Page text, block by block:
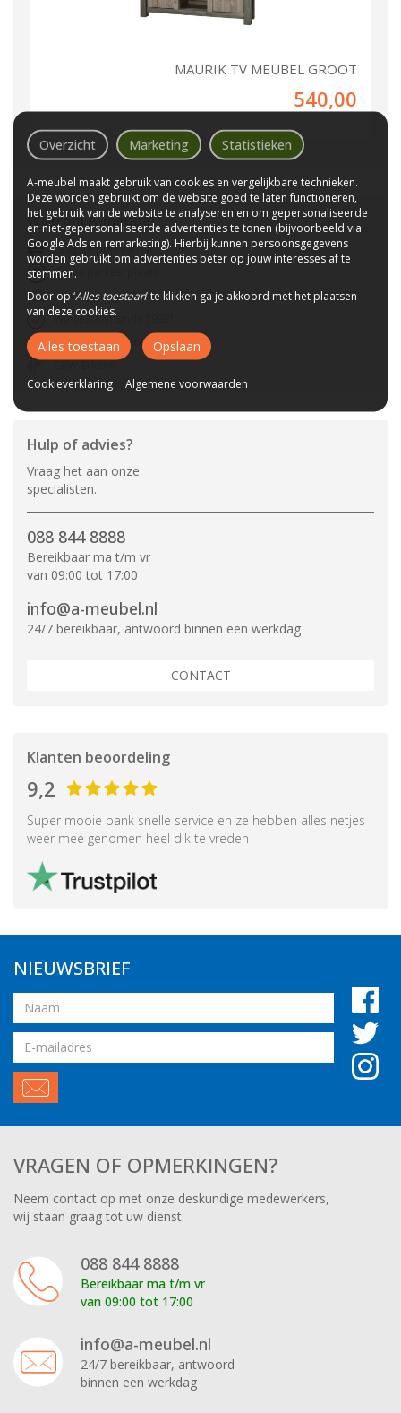
MAURIK TV MEUBEL GROOT
540,00
WaaromA-meubel?
Laagste prijs van NL
Gratis parkeerplaats
Bezorgen bij u thuis
Wij bestaan sinds 1992!
Tot 10 jaar garantie
CBW-Erkend
Hulp of advies?
Vraag het aan onze
specialisten.
088 844 8888
Bereikbaar ma t/m vr
van 09:00 tot 17:00
info@a-meubel.nl
24/7 bereikbaar, antwoord binnen een werkdag
CONTACT
Klanten beoordeling
9,2
Super mooie bank snelle service en ze hebben alles netjes
weer mee genomen heel dik te vreden
NIEUWSBRIEF
Naam
Email
VRAGEN OF OPMERKINGEN?
Neem contact op met onze deskundige medewerkers,
wij staan graag tot uw dienst.
088 844 8888
Bereikbaar ma t/m vr
van 09:00 tot 17:00
info@a-meubel.nl
24/7 bereikbaar, antwoord
binnen een werkdag
Overzicht Marketing Statistieken
A-meubel maakt gebruik van cookies en vergelijkbare technieken.
Deze worden gebruikt om de website goed te laten functioneren,
het gebruik van de website te analyseren en om gepersonaliseerde
en niet-gepersonaliseerde advertenties te tonen (bijvoorbeeld via
Google Ads en remarketing). Hierbij kunnen persoonsgegevens
worden gebruikt om advertenties beter op jouw interesses af te
stemmen.
Door op ‘Alles toestaan’ te klikken ga je akkoord met het plaatsen
van deze cookies.
Alles toestaan Opslaan
Cookieverklaring Algemene voorwaarden